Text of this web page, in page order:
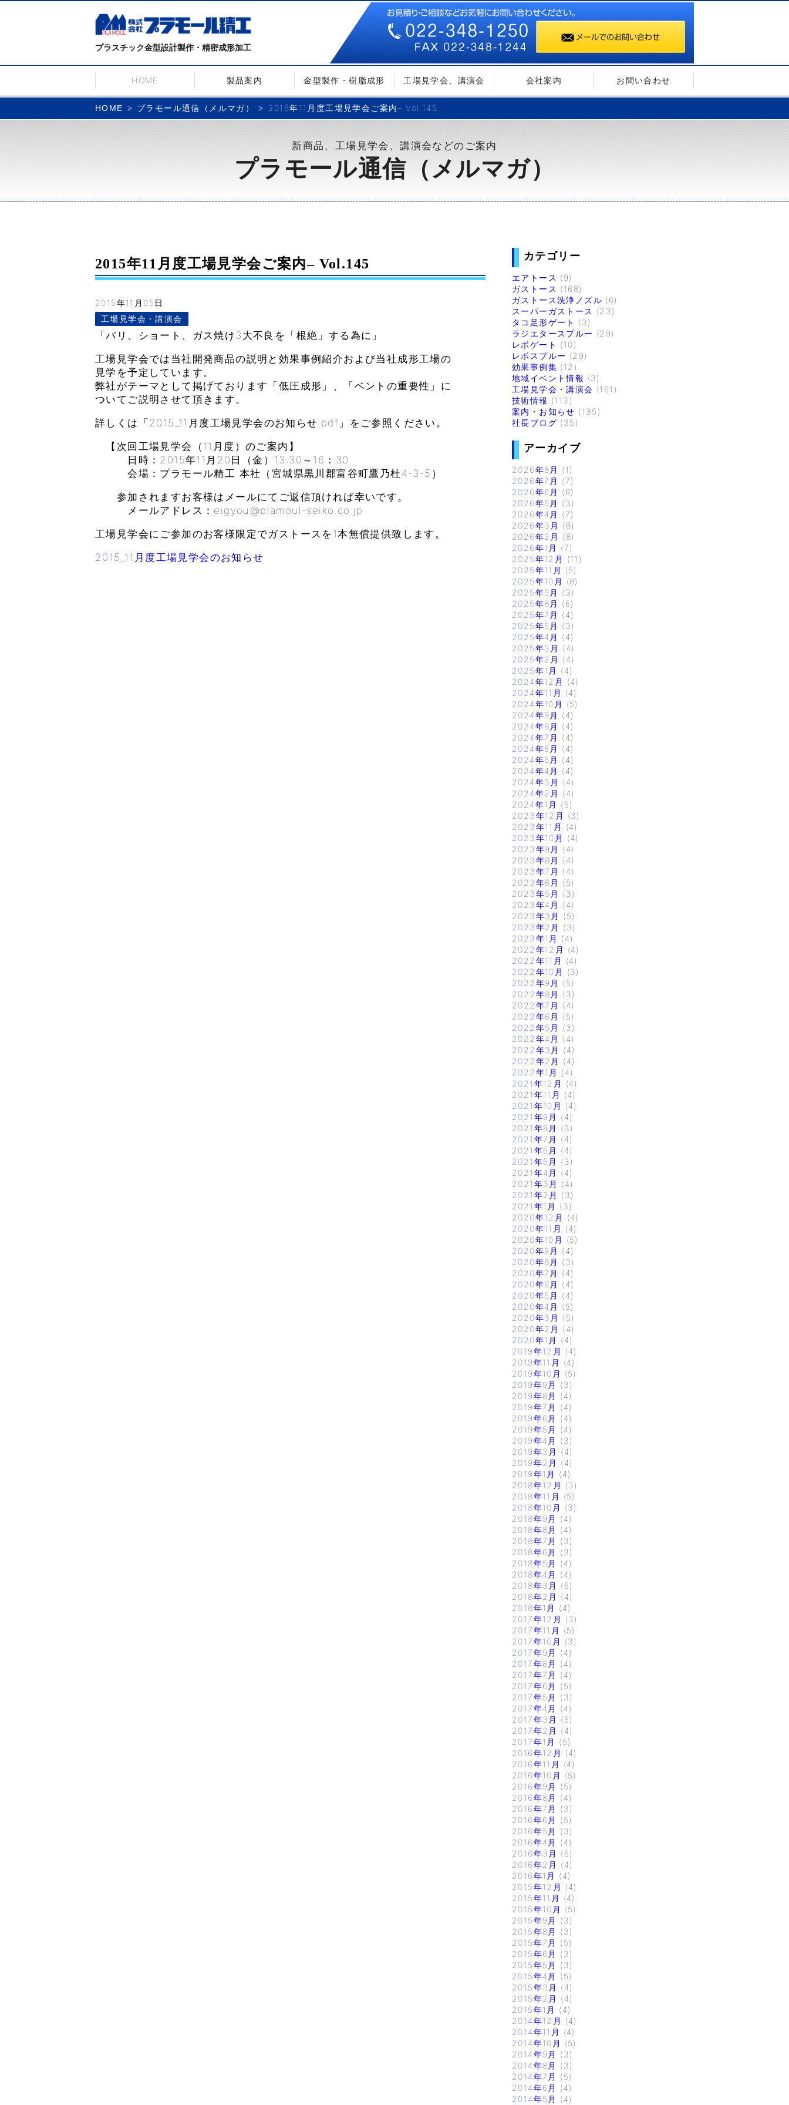
プラスチック金型設計製作・精密成形加工
HOME 製品案内 金型製作・樹脂成形 工場見学会、講演会 会社案内 お問い合わせ
HOME プラモール通信（メルマガ） 2015年11月度工場見学会ご案内– Vol.145
新商品、工場見学会、講演会などのご案内
プラモール通信（メルマガ）
2015年11月度工場見学会ご案内– Vol.145
2015年11月05日
工場見学会・講演会
「バリ、ショート、ガス焼け3大不良を「根絶」する為に」
工場見学会では当社開発商品の説明と効果事例紹介および当社成形工場の
見学を予定しています。
弊社がテーマとして掲げております「低圧成形」、「ベントの重要性」に
ついてご説明させて頂きます。
詳しくは「2015_11月度工場見学会のお知らせ.pdf」をご参照ください。
【次回工場見学会（11月度）のご案内】
日時：2015年11月20日（金）13:30～16：30
会場：プラモール精工 本社（宮城県黒川郡富谷町鷹乃杜4-3-5）
参加されますお客様はメールにてご返信頂ければ幸いです。
メールアドレス：eigyou@plamoul-seiko.co.jp
工場見学会にご参加のお客様限定でガストースを1本無償提供致します。
2015_11月度工場見学会のお知らせ
カテゴリー
エアトース (9)
ガストース (168)
ガストース洗浄ノズル (6)
スーパーガストース (23)
タコ足形ゲート
(3)
ラジエタースプルー (29)
レボゲート (10)
レボスプルー (29)
効果事例集 (12)
地域イベント情報 (3)
工場見学会・講演会 (161)
技術情報 (113)
案内・お知らせ (135)
社長ブログ (35)
アーカイブ
2026年8月
(1)
2026年7月
(7)
2026年6月
(8)
2026年5月
(3)
2026年4月
(7)
2026年3月
(8)
2026年2月
(8)
2026年1月
(7)
2025年12月
(11)
2025年11月
(5)
2025年10月
(8)
2025年9月
(3)
2025年8月
(6)
2025年7月
(4)
2025年5月
(3)
2025年4月
(4)
2025年3月
(4)
2025年2月
(4)
2025年1月
(4)
2024年12月
(4)
2024年11月
(4)
2024年10月
(5)
2024年9月
(4)
2024年8月
(4)
2024年7月
(4)
2024年6月
(4)
2024年5月
(4)
2024年4月
(4)
2024年3月
(4)
2024年2月
(4)
2024年1月
(5)
2023年12月
(3)
2023年11月
(4)
2023年10月
(4)
2023年9月
(4)
2023年8月
(4)
2023年7月
(4)
2023年6月
(5)
2023年5月
(3)
2023年4月
(4)
2023年3月
(5)
2023年2月
(3)
2023年1月
(4)
2022年12月
(4)
2022年11月
(4)
2022年10月
(3)
2022年9月
(5)
2022年8月
(3)
2022年7月
(4)
2022年6月
(5)
2022年5月
(3)
2022年4月
(4)
2022年3月
(4)
2022年2月
(4)
2022年1月
(4)
2021年12月
(4)
2021年11月
(4)
2021年10月
(4)
2021年9月
(4)
2021年8月
(3)
2021年7月
(4)
2021年6月
(4)
2021年5月
(3)
2021年4月
(4)
2021年3月
(4)
2021年2月
(3)
2021年1月
(3)
2020年12月
(4)
2020年11月
(4)
2020年10月
(5)
2020年9月
(4)
2020年8月
(3)
2020年7月
(4)
2020年6月
(4)
2020年5月
(4)
2020年4月
(5)
2020年3月
(5)
2020年2月
(4)
2020年1月
(4)
2019年12月
(4)
2019年11月
(4)
2019年10月
(5)
2019年9月
(3)
2019年8月
(4)
2019年7月
(4)
2019年6月
(4)
2019年5月
(4)
2019年4月
(3)
2019年3月
(4)
2019年2月
(4)
2019年1月
(4)
2018年12月
(3)
2018年11月
(5)
2018年10月
(3)
2018年9月
(4)
2018年8月
(4)
2018年7月
(3)
2018年6月
(3)
2018年5月
(4)
2018年4月
(4)
2018年3月
(5)
2018年2月
(4)
2018年1月
(4)
2017年12月
(3)
2017年11月
(5)
2017年10月
(3)
2017年9月
(4)
2017年8月
(4)
2017年7月
(4)
2017年6月
(5)
2017年5月
(3)
2017年4月
(4)
2017年3月
(5)
2017年2月
(4)
2017年1月
(5)
2016年12月
(4)
2016年11月
(4)
2016年10月
(5)
2016年9月
(5)
2016年8月
(4)
2016年7月
(3)
2016年6月
(5)
2016年5月
(3)
2016年4月
(4)
2016年3月
(5)
2016年2月
(4)
2016年1月
(4)
2015年12月
(4)
2015年11月
(4)
2015年10月
(5)
2015年9月
(3)
2015年8月
(3)
2015年7月
(5)
2015年6月
(3)
2015年5月
(3)
2015年4月
(5)
2015年3月
(4)
2015年2月
(4)
2015年1月
(4)
2014年12月
(4)
2014年11月
(4)
2014年10月
(5)
2014年9月
(3)
2014年8月
(3)
2014年7月
(5)
2014年6月
(4)
2014年5月
(4)